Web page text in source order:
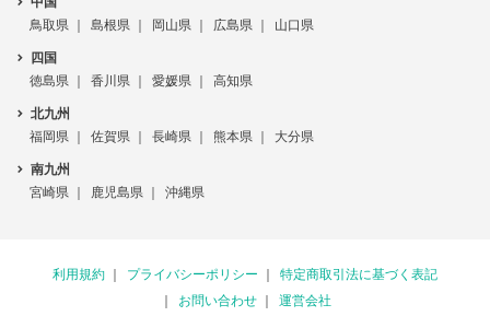
鳥取県
島根県 岡山県 広島県 山口県
四国
徳島県
香川県 愛媛県 高知県
北九州
福岡県
佐賀県 長崎県 熊本県 大分県
南九州
宮崎県
鹿児島県 沖縄県
利用規約 プライバシーポリシー
特定商取引法に基づく表記
お問い合わせ
運営会社